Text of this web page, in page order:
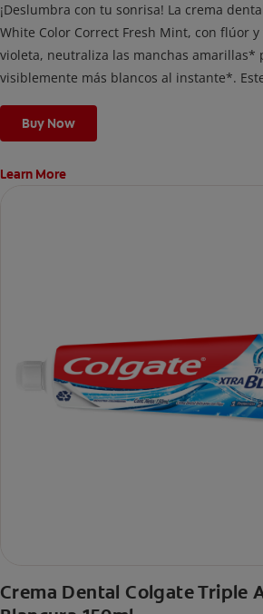
¡Deslumbra con tu sonrisa! La crema
White Color Correct Fresh Mint, con flúor
violeta, neutraliza las manchas amarillas*
visiblemente más blancos al instante*.
protege el esmalte dental.
*El efecto es temporal.
Buy Now
Learn More
Crema Dental Colgate Triple